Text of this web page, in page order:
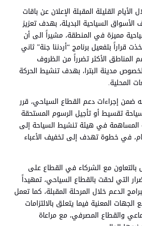
القليلة المقبلة الإعلان عن باقات
السياحية البديلة، بهدف تعزيز
مميزة في المنطقة، مشيراً الى أن
قراراً بتفعيل برنامج “أردننا جنة” ثاني
المناطق الأكثر تضرراً من الظروف
مدينة البترا، بهدف تنشيط الحركة
المحلية.
ضمن إجراءات دعم القطاع السياحي، قرر
تقسيط أو تأجيل الرسوم المستحقة
المساهمة في هيئة تنشيط السياحة إلى
في خطوة تهدف إلى تخفيف الأعباء
بالتعاون مع الشركاء في القطاع على
التي لحقت بالقطاع السياحي، تمهيداً
الدعم خلال المرحلة المقبلة، كما تعمل
المعنية فيما يتعلق بالالتزامات
والقطاع المصرفي، مع مراعاة